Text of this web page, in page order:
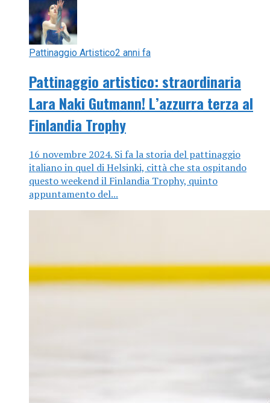
Pattinaggio Artistico2 anni fa
Pattinaggio artistico: straordinaria
Lara Naki Gutmann! L’azzurra terza al
Finlandia Trophy
16 novembre 2024. Si fa la storia del pattinaggio
italiano in quel di Helsinki, città che sta ospitando
questo weekend il Finlandia Trophy, quinto
appuntamento del...